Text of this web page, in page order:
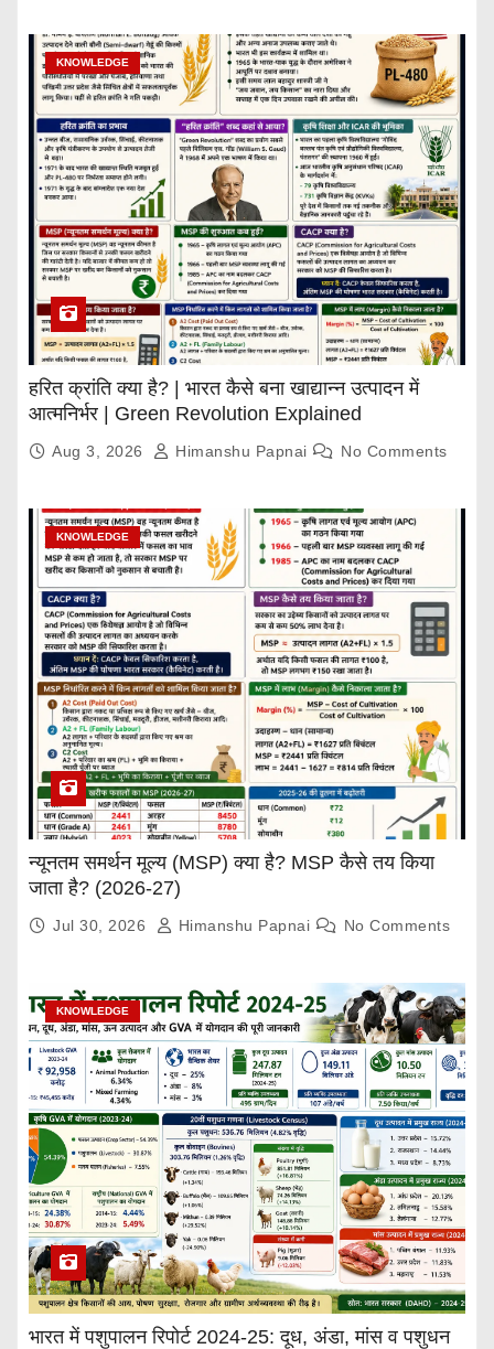
o
KNOWLEDGE
हरित क्रांति क्या है? | भारत कैसे बना खाद्यान्न उत्पादन में
आत्मनिर्भर | Green Revolution Explained
Aug 3, 2026 Himanshu Papnai No Comments
KNOWLEDGE
न्यूनतम समर्थन मूल्य (MSP) क्या है? MSP कैसे तय किया
जाता है? (2026-27)
Jul 30, 2026 Himanshu Papnai No Comments
KNOWLEDGE
भारत में पशुपालन रिपोर्ट 2024-25: दूध, अंडा, मांस व पशुधन